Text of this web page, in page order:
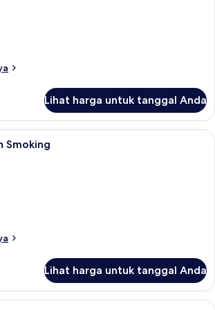
Lihat harga untuk tanggal Anda
Seprai premium, bantalan ekstra
Smoking
Lihat harga untuk tanggal Anda